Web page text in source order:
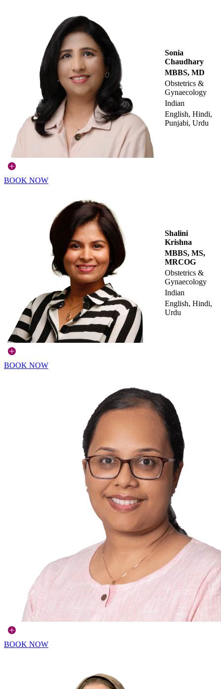
Sonia
Chaudhary
MBBS, MD
Obstetrics &
Gynaecology
Indian
English, Hindi,
Punjabi, Urdu
BOOK NOW
Shalini
Krishna
MBBS, MS,
MRCOG
Obstetrics &
Gynaecology
Indian
English, Hindi,
Urdu
BOOK NOW
BOOK NOW